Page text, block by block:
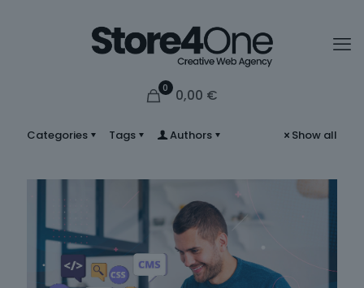
0 0,00 €
Categories Tags Authors Show all